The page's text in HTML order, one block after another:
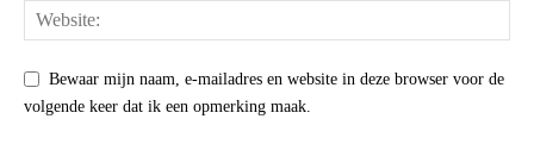
Bewaar mijn naam, e-mailadres en website in deze browser voor de
volgende keer dat ik een opmerking maak.